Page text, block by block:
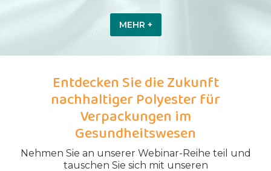
MEHR +
Entdecken Sie die Zukunft
nachhaltiger Polyester für
Verpackungen im
Gesundheitswesen
Nehmen Sie an unserer Webinar-Reihe teil und
tauschen Sie sich mit unseren